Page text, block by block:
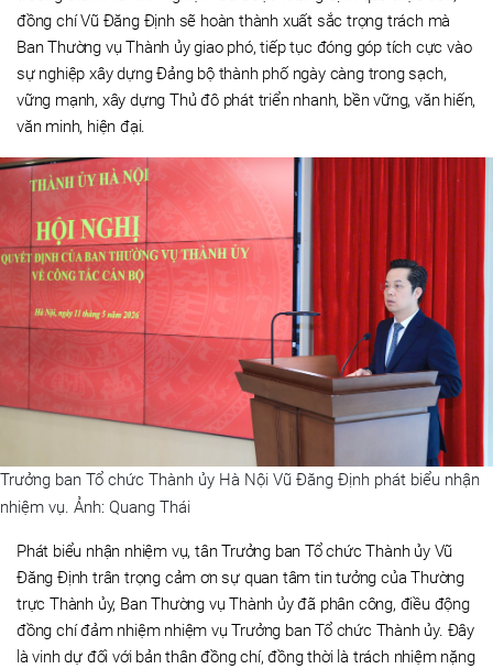
đồng chí Vũ Đăng Định sẽ hoàn thành xuất sắc trọng trách mà
Ban Thường vụ Thành ủy giao phó, tiếp tục đóng góp tích cực vào
sự nghiệp xây dựng Đảng bộ thành phố ngày càng trong sạch,
vững mạnh, xây dựng Thủ đô phát triển nhanh, bền vững, văn hiến,
văn minh, hiện đại.
Trưởng ban Tổ chức Thành ủy Hà Nội Vũ Đăng Định phát biểu nhận
nhiệm vụ. Ảnh: Quang Thái
Phát biểu nhận nhiệm vụ, tân Trưởng ban Tổ chức Thành ủy Vũ
Đăng Định trân trọng cảm ơn sự quan tâm tin tưởng của Thường
trực Thành ủy, Ban Thường vụ Thành ủy đã phân công, điều động
đồng chí đảm nhiệm nhiệm vụ Trưởng ban Tổ chức Thành ủy. Đây
là vinh dự đối với bản thân đồng chí, đồng thời là trách nhiệm nặng